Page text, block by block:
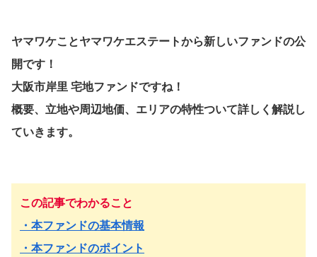
ヤマワケことヤマワケエステートから新しいファンドの公
開です！
大阪市岸里 宅地ファンドですね！
概要、立地や周辺地価、エリアの特性ついて詳しく解説し
ていきます。
この記事でわかること
・本ファンドの基本情報
・本ファンドのポイント